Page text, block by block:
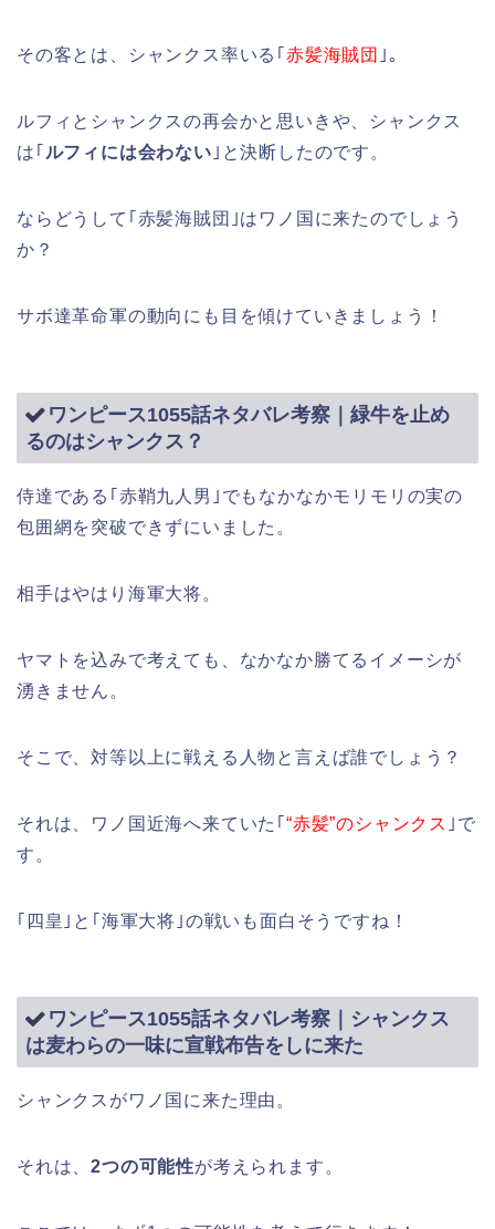
その客とは、シャンクス率いる｢赤髪海賊団 ｣。
ルフィとシャンクスの再会かと思いきや、シャンクス
は｢ ルフィには会わない ｣と決断したのです。
ならどうして｢赤髪海賊団｣はワノ国に来たのでしょう
か？
サボ達革命軍の動向にも目を傾けていきましょう！
ワンピース1055話ネタバレ考察｜緑牛を止め
るのはシャンクス？
侍達である｢赤鞘九人男｣でもなかなかモリモリの実の
包囲網を突破できずにいました。
相手はやはり海軍大将。
ヤマトを込みで考えても、なかなか勝てるイメーシが
湧きません。
そこで、対等以上に戦える人物と言えば誰でしょう？
それは、ワノ国近海へ来ていた｢ “赤髪”のシャンクス ｣で
す。
｢四皇｣と｢海軍大将｣の戦いも面白そうですね！
ワンピース1055話ネタバレ考察｜シャンクス
は麦わらの一味に宣戦布告をしに来た
シャンクスがワノ国に来た理由。
それは、2つの可能性が考えられます。